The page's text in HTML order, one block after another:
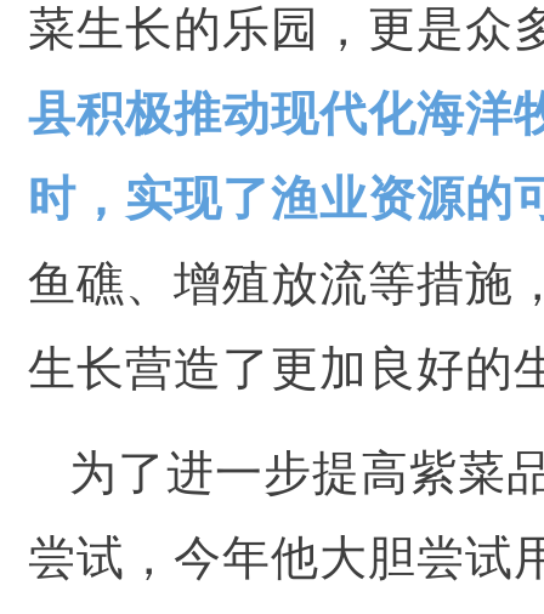
菜生长的乐园，更是众
县积极推动现代化海洋
时，实现了渔业资源的
鱼礁、增殖放流等措施
生长营造了更加良好的
为了进一步提高紫菜
尝试，今年他大胆尝试